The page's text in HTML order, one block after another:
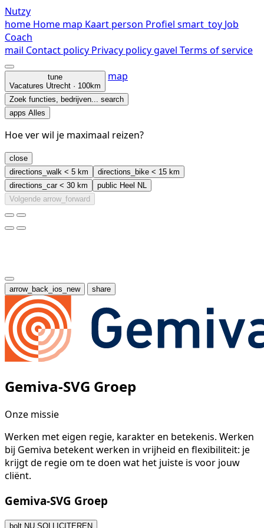
Nutzy
home Home map Kaart person Profiel smart_toy Job
Coach
mail Contact policy Privacy policygavel Terms of service
tune
Vacatures Utrecht · 100km
map
Zoek functies, bedrijven... search
apps Alles
Hoe ver wil je maximaal reizen?
close
directions_walk < 5 km directions_bike < 15 km
directions_car< 30 km public Heel NL
Volgende arrow_forward
arrow_back_ios_new share
Gemiva-SVG Groep
Onze missie
Werken met eigen regie, karakter en betekenis. Werken
bij Gemiva betekent werken in vrijheid en flexibiliteit: je
krijgt de regie om te doen wat het juiste is voor jouw
cliënt.
Gemiva-SVG Groep
bolt NU SOLLICITEREN